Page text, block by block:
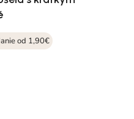
od 1,90€